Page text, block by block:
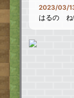
2023/03/
はるの ね